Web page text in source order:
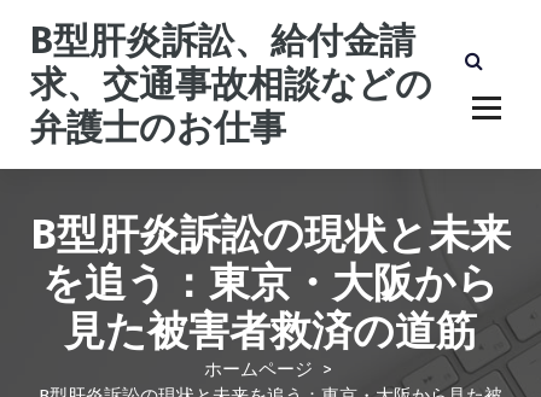
ス
B型肝炎訴訟、給付金請
求、交通事故相談などの
弁護士のお仕事
B型肝炎訴訟の現状と未来
を追う：東京・大阪から
見た被害者救済の道筋
ホームページ >